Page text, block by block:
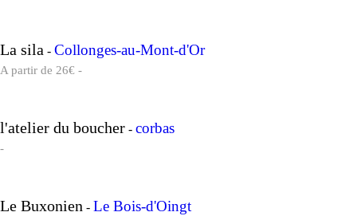
La sila - Collonges-au-Mont-d'Or
A partir de 26€ -
l'atelier du boucher - corbas
-
Le Buxonien - Le Bois-d'Oingt